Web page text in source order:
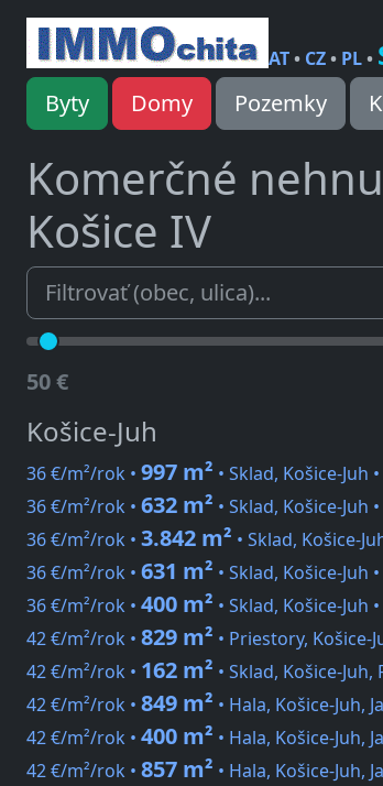
AT• CZ• PL•
Byty Domy Pozemky
Komerčné
Košice IV
50 €
Košice-Juh
36 €/m²/rok • 997 m² • Sklad, Košice-Juh •
36 €/m²/rok • 632 m² • Sklad, Košice-Juh •
36 €/m²/rok • 3.842 m² • Sklad, Košice-
36 €/m²/rok • 631 m² • Sklad, Košice-Juh •
36 €/m²/rok • 400 m² • Sklad, Košice-Juh •
42 €/m²/rok • 829 m² • Priestory, Košice-
42 €/m²/rok • 162 m² • Sklad, Košice-Juh,
42 €/m²/rok • 849 m² • Hala, Košice-Juh,
42 €/m²/rok • 400 m² • Hala, Košice-Juh,
42 €/m²/rok • 857 m² • Hala, Košice-Juh,